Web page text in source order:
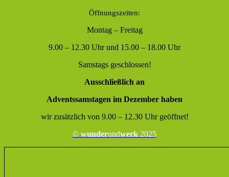
Öffnungszeiten:
Montag – Freitag
9.00 – 12.30 Uhr und 15.00 – 18.00 Uhr
Samstags geschlossen!
Ausschließlich an
Adventssamstagen im Dezember haben
wir zusätzlich von 9.00 – 12.30 Uhr geöffnet!
© wunderundwerk 2025